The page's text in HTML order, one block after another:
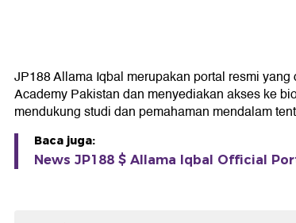
JP188 Allama Iqbal merupakan portal resmi
Academy Pakistan dan menyediakan akses ke
mendukung studi dan pemahaman mendalam
Baca juga:
News JP188 $ Allama Iqbal Official